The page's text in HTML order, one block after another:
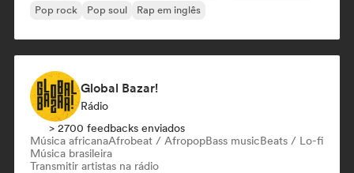
Pop rock
Pop soul Rap em inglês
Global Bazar!
Rádio
> 2700 feedbacks enviados
Música africanaAfrobeat / AfropopBass musicBeats / Lo-fi
Música brasileira
Transmitir artistas na rádio